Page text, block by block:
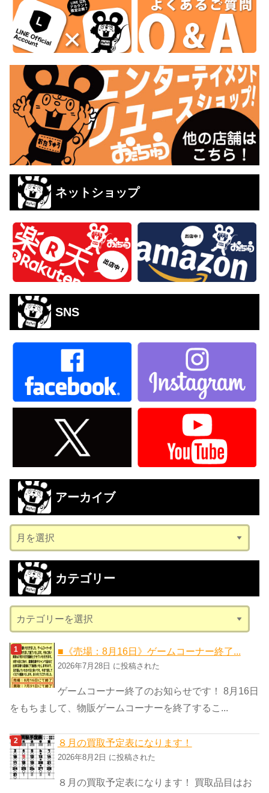
ネットショップ
SNS
アーカイブ
ー
カ
ブ
カテゴリー
テ
ゴ
リ
ー
■《売場：8月16日》ゲームコーナー終了...
2026年7月28日 に投稿された
ゲームコーナー終了のお知らせです！ 8月16日
をもちまして、物販ゲームコーナーを終了するこ...
８月の買取予定表になります！
2026年8月2日 に投稿された
８月の買取予定表になります！ 買取品目はお